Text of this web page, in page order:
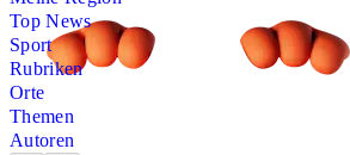
Top News
Sport
Rubriken
Orte
Themen
Autoren